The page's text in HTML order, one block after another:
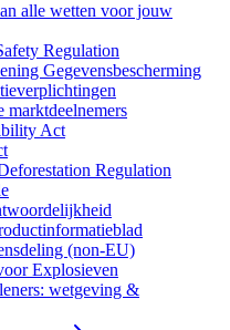
alle wetten voor jouw
Regulation
Gegevensbescherming
Act
Regulation
(non-EU)
Explosieven
wetgeving &